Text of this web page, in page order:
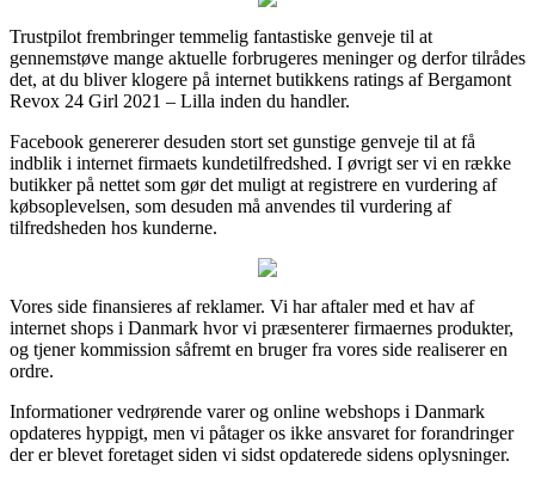
Trustpilot frembringer temmelig fantastiske genveje til at
gennemstøve mange aktuelle forbrugeres meninger og derfor tilrådes
det, at du bliver klogere på internet butikkens ratings af Bergamont
Revox 24 Girl 2021 – Lilla inden du handler.
Facebook genererer desuden stort set gunstige genveje til at få
indblik i internet firmaets kundetilfredshed. I øvrigt ser vi en række
butikker på nettet som gør det muligt at registrere en vurdering af
købsoplevelsen, som desuden må anvendes til vurdering af
tilfredsheden hos kunderne.
Vores side finansieres af reklamer. Vi har aftaler med et hav af
internet shops i Danmark hvor vi præsenterer firmaernes produkter,
og tjener kommission såfremt en bruger fra vores side realiserer en
ordre.
Informationer vedrørende varer og online webshops i Danmark
opdateres hyppigt, men vi påtager os ikke ansvaret for forandringer
der er blevet foretaget siden vi sidst opdaterede sidens oplysninger.